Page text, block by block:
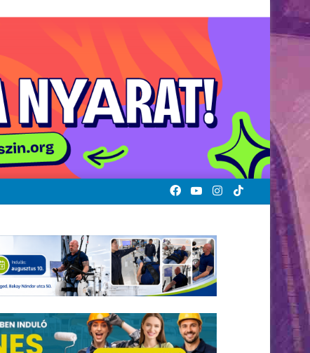
TikTok
Instagram
YouTube
Facebook